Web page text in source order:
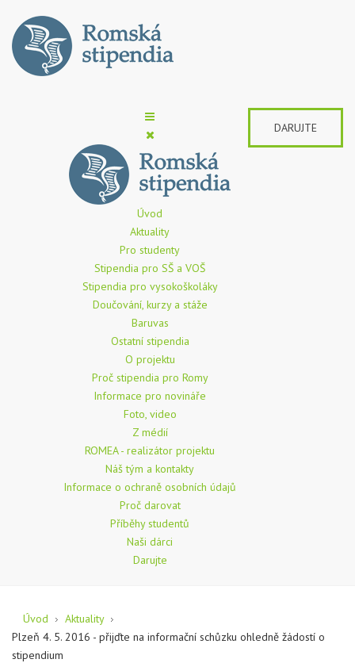
DARUJTE
Úvod
Aktuality
Pro studenty
Stipendia pro SŠ a VOŠ
Stipendia pro vysokoškoláky
Doučování, kurzy a stáže
Baruvas
Ostatní stipendia
O projektu
Proč stipendia pro Romy
Informace pro novináře
Foto, video
Z médií
ROMEA - realizátor projektu
Náš tým a kontakty
Informace o ochraně osobních údajů
Proč darovat
Příběhy studentů
Naši dárci
Darujte
Úvod
Aktuality
Plzeň 4. 5. 2016 - přijďte na informační schůzku ohledně žádostí o
stipendium